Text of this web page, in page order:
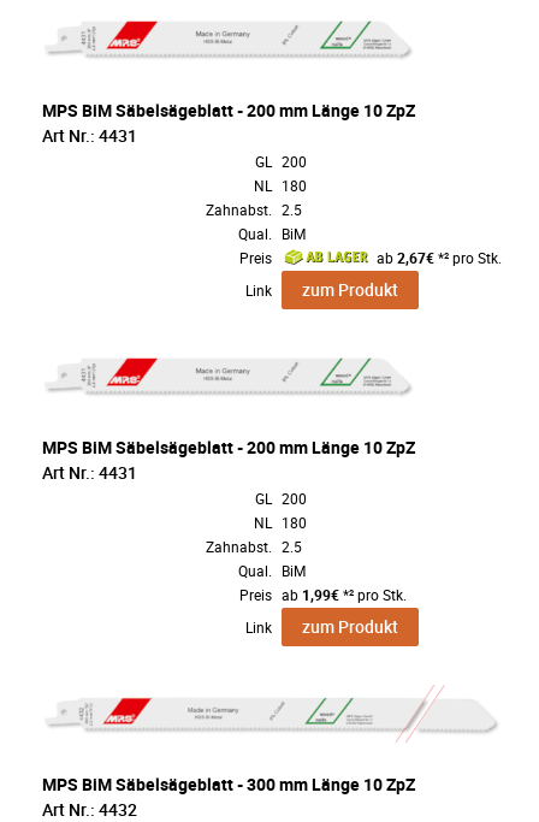
MPS BiM Säbelsägeblatt - 200 mm Länge 10 ZpZ
Art Nr.: 4431
GL
200
NL
180
Zahnabst.
2.5
Qual.
BiM
Preis
ab2,67€*² pro Stk.
Link
zum Produkt
MPS BiM Säbelsägeblatt - 200 mm Länge 10 ZpZ
Art Nr.: 4431
GL
200
NL
180
Zahnabst.
2.5
Qual.
BiM
Preis ab 1,99€*² pro Stk.
Link
zum Produkt
MPS BiM Säbelsägeblatt - 300 mm Länge 10 ZpZ
Art Nr.: 4432